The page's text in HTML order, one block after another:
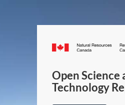
Open Science
Technology